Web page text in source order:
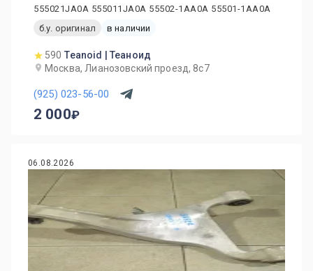
555021JA0A 555011JA0A 55502-1AA0A 55501-1AA0A
б.у. оригинал
в наличии
590 Teanoid | Теаноид
Москва, Лианозовский проезд, 8с7
(925) 023-56-00
2 000
06.08.2026